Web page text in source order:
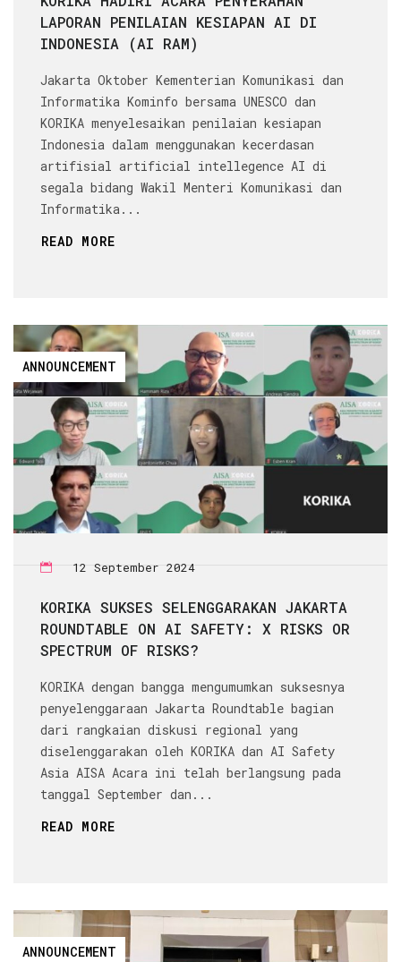
LAPORAN PENILAIAN KESIAPAN AI DI
INDONESIA (AI RAM)
Jakarta Oktober Kementerian Komunikasi dan
Informatika Kominfo bersama UNESCO dan
KORIKA menyelesaikan penilaian kesiapan
Indonesia dalam menggunakan kecerdasan
artifisial artificial intellegence AI di
segala bidang Wakil Menteri Komunikasi dan
Informatika...
READ MORE
ANNOUNCEMENT
12 September 2024
KORIKA SUKSES SELENGGARAKAN JAKARTA
ROUNDTABLE ON AI SAFETY: X RISKS OR
SPECTRUM OF RISKS?
KORIKA dengan bangga mengumumkan suksesnya
penyelenggaraan Jakarta Roundtable bagian
dari rangkaian diskusi regional yang
diselenggarakan oleh KORIKA dan AI Safety
Asia AISA Acara ini telah berlangsung pada
tanggal September dan...
READ MORE
ANNOUNCEMENT